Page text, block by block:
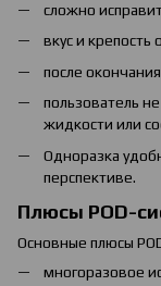
сложно
вкус и
после
пользователь
жидкости или
Одноразка
перспективе.
Плюсы POD-
Основные плюсы
многоразовое